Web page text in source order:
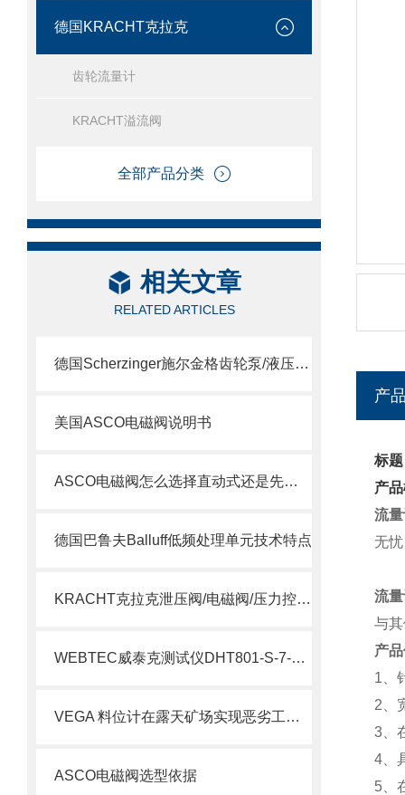
德国KRACHT克拉克
齿轮流量计
KRACHT溢流阀
全部产品分类
相关文章
RELATED ARTICLES
德国Scherzinger施尔金格齿轮泵/液压泵供应说明
美国ASCO电磁阀说明书
ASCO电磁阀怎么选择直动式还是先导式？
德国巴鲁夫Balluff低频处理单元技术特点
KRACHT克拉克泄压阀/电磁阀/压力控制阀选型指南
WEBTEC威泰克测试仪DHT801-S-7-L介绍
VEGA 料位计在露天矿场实现恶劣工况下的精准测量
ASCO电磁阀选型依据
产
标
产
流
无
流
与
产
1、
2、
3、
4、
5、